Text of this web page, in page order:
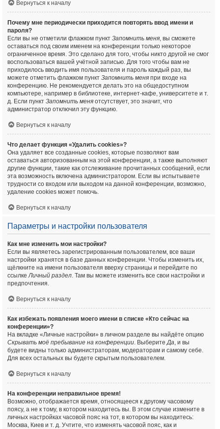
Вернуться к началу
Почему мне периодически приходится повторять ввод имени и
пароля?
Если вы не отметили флажком пункт Запомнить меня, вы сможете
оставаться под своим именем на конференции только некоторое
ограниченное время. Это сделано для того, чтобы никто другой не смог
воспользоваться вашей учётной записью. Для того чтобы вам не
приходилось вводить имя пользователя и пароль каждый раз, вы
можете отметить флажком пункт Запомнить меня при входе на
конференцию. Не рекомендуется делать это на общедоступном
компьютере, например в библиотеке, интернет-кафе, университете и т.
д. Если пункт Запомнить меня отсутствует, это значит, что
администратор отключил эту функцию.
Вернуться к началу
Что делает функция «Удалить cookies»?
Она удаляет все созданные cookies, которые позволяют вам
оставаться авторизованным на этой конференции, а также выполняют
другие функции, такие как отслеживание прочитанных сообщений, если
эта возможность включена администратором. Если вы испытываете
трудности со входом или выходом на данной конференции, возможно,
удаление cookies может помочь.
Вернуться к началу
Параметры и настройки пользователя
Как мне изменить мои настройки?
Если вы являетесь зарегистрированным пользователем, все ваши
настройки хранятся в базе данных конференции. Чтобы изменить их,
щёлкните на имени пользователя вверху страницы и перейдите по
ссылкеЛичный раздел. Там вы можете изменить все свои настройки и
предпочтения.
Вернуться к началу
Как избежать появления моего имени в списке «Кто сейчас на
конференции»?
На вкладке «Личные настройки» в личном разделе вы найдёте опцию
Скрывать моё пребывание на конференции. ВыберитеДа, и вы
будете видны только администраторам, модераторам и самому себе.
Для всех остальных вы будете скрытым пользователем.
Вернуться к началу
На конференции неправильное время!
Возможно, отображается время, относящееся к другому часовому
поясу, а не к тому, в котором находитесь вы. В этом случае измените в
личных настройках часовой пояс на тот, в котором вы находитесь:
Москва, Киев и т. д. Учтите, что изменять часовой пояс, как и